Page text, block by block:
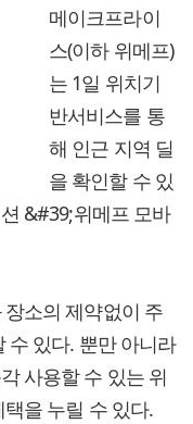
메이크프라이
스(이하 위메프)
는 1일 위치기
반서비스를 통
해 인근 지역 딜
을 확인할 수 있
&#39;위메프 모바
소의 제약없이 주
수 있다. 뿐만 아니라
사용할 수 있는 위
을 누릴 수 있다.